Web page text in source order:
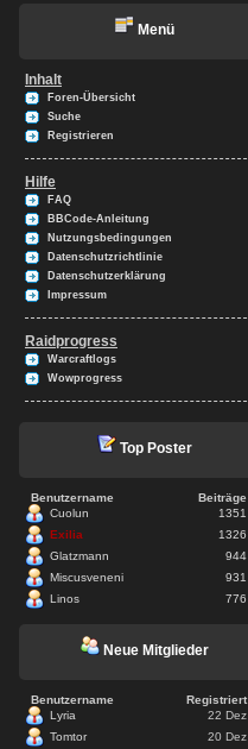
Menü
Inhalt
Foren-Übersicht
Suche
Registrieren
Hilfe
FAQ
BBCode-Anleitung
Nutzungsbedingungen
Datenschutzrichtlinie
Datenschutzerklärung
Impressum
Raidprogress
Warcraftlogs
Wowprogress
Top Poster
Benutzername
Beiträge
Cuolun
1351
Exilia
1326
Glatzmann
944
Miscusveneni
931
Linos
776
Neue Mitglieder
Benutzername
Registriert
Lyria
22 Dez
Tomtor
20 Dez